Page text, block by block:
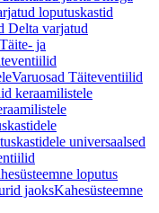
loputuskastid
Delta varjatud
Täite- ja
Varuosad Täiteventiilid
keraamilistele
universaalsed
loputus
jaoksKahesüsteemne